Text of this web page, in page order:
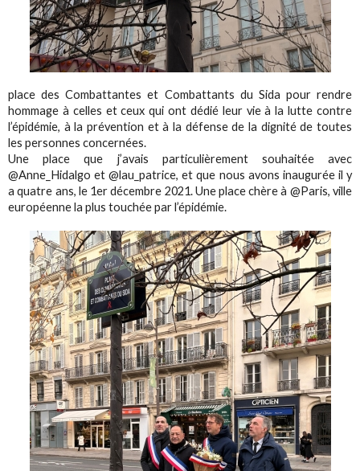
place des Combattantes et Combattants du Sida pour rendre
hommage à celles et ceux qui ont dédié leur vie à la lutte contre
l’épidémie, à la prévention et à la défense de la dignité de toutes
les personnes concernées.
Une place que j’avais particulièrement souhaitée avec
@Anne_Hidalgo et @lau_patrice, et que nous avons inaugurée il y
a quatre ans, le 1er décembre 2021. Une place chère à @Paris, ville
européenne la plus touchée par l’épidémie.